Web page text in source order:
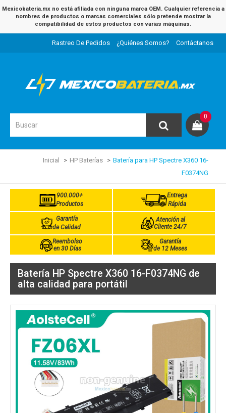
Mexicobateria.mx no está afiliada con ninguna marca OEM. Cualquier referencia a
nombres de productos o marcas comerciales sólo pretende mostrar la
compatibilidad de estos productos con varias máquinas.
Rastreo De Pedidos ¿Quiénes Somos? Contáctanos
0
Inicial HP Baterías
Batería para HP Spectre X360 16-
F0374NG
900.000+
Productos
Entrega
Rápida
Garantía
de Calidad
Atención al
Cliente 24/7
Reembolso
en 30 Días
Garantía
de 12 Meses
Batería HP Spectre X360 16-F0374NG de
alta calidad para portátil